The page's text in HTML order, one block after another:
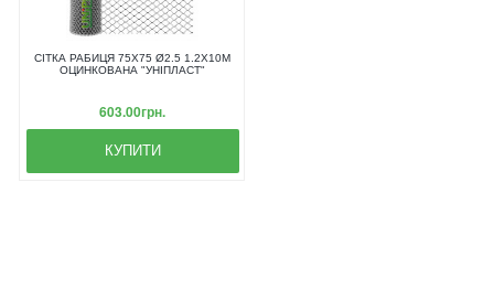
СІТКА РАБИЦЯ 75Х75 Ø2.5 1.2Х10М
ОЦИНКОВАНА "УНІПЛАСТ"
603.00грн.
КУПИТИ